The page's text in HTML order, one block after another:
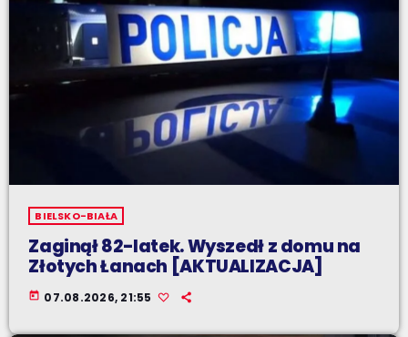
BIELSKO-BIAŁA
Zaginął 82-latek. Wyszedł z domu na
Złotych Łanach [AKTUALIZACJA]
today 07.08.2026, 21:55